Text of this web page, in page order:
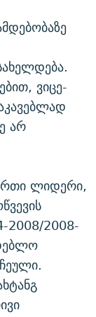
ვიცე-
არ
ლიდერი,
2008/2008-